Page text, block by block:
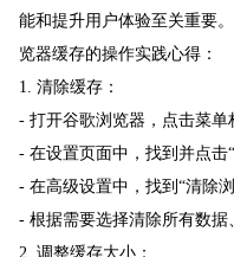
能和提升用户体验至关重要
览器缓存的操作实践心得：
1. 清除缓存：
- 打开谷歌浏览器，点击菜单
- 在设置页面中，找到并点击“
- 在高级设置中，找到“清除
- 根据需要选择清除所有数据
2. 调整缓存大小：